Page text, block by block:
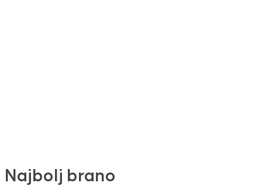
Najbolj brano